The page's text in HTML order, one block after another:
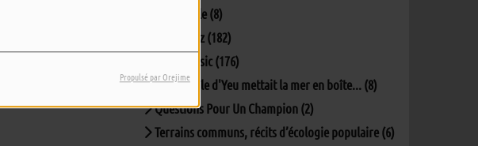
Propulsé par Orejime
Percept'île (8)
Phil's Jazz (182)
Phil's Music (176)
Quand L'île d'Yeu mettait la mer en boîte... (8)
Questions Pour Un Champion (2)
Terrains communs, récits d’écologie populaire (6)